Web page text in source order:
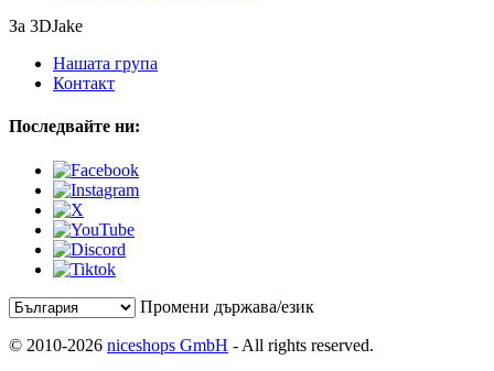
За 3DJake
Нашата група
Контакт
Последвайте ни:
Промени държава/език
© 2010-2026 niceshops GmbH - All rights reserved.